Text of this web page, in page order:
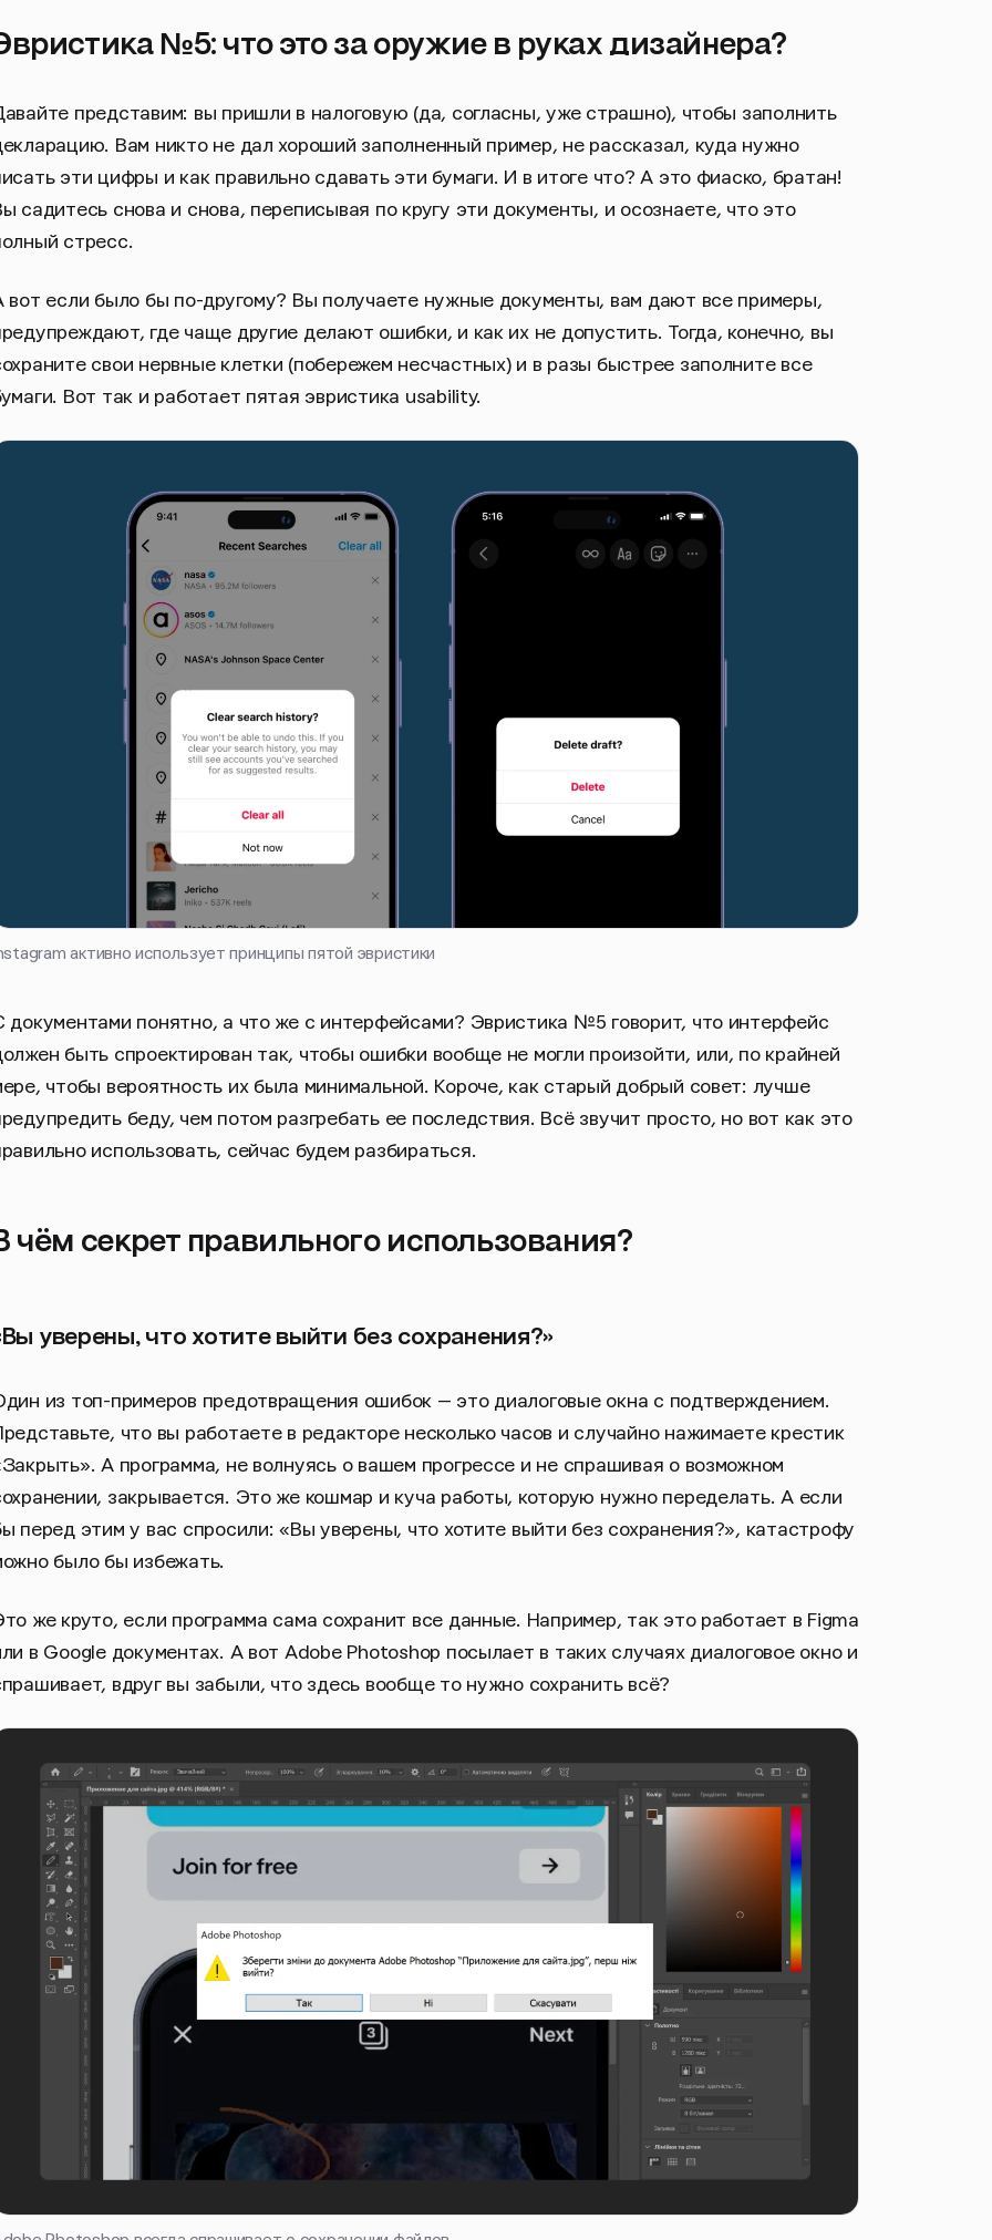
№5: что это за оружие в руках дизайнера?
представим: вы пришли в налоговую (да, согласны, уже страшно), чтобы заполнить
Вам никто не дал хороший заполненный пример, не рассказал, куда нужно
эти цифры и как правильно сдавать эти бумаги. И в итоге что? А это фиаско, братан!
садитесь снова и снова, переписывая по кругу эти документы, и осознаете, что это
стресс.
вот если было бы по-другому? Вы получаете нужные документы, вам дают все примеры,
где чаще другие делают ошибки, и как их не допустить. Тогда, конечно, вы
свои нервные клетки (побережем несчастных) и в разы быстрее заполните все
Вот так и работает пятая эвристика usability.
активно использует принципы пятой эвристики
документами понятно, а что же с интерфейсами? Эвристика №5 говорит, что интерфейс
быть спроектирован так, чтобы ошибки вообще не могли произойти, или, по крайней
чтобы вероятность их была минимальной. Короче, как старый добрый совет: лучше
беду, чем потом разгребать ее последствия. Всё звучит просто, но вот как это
использовать, сейчас будем разбираться.
чём секрет правильного использования?
уверены, что хотите выйти без сохранения?»
из топ-примеров предотвращения ошибок — это диалоговые окна с подтверждением.
что вы работаете в редакторе несколько часов и случайно нажимаете крестик
А программа, не волнуясь о вашем прогрессе и не спрашивая о возможном
закрывается. Это же кошмар и куча работы, которую нужно переделать. А если
перед этим у вас спросили: «Вы уверены, что хотите выйти без сохранения?», катастрофу
было бы избежать.
же круто, если программа сама сохранит все данные. Например, так это работает в Figma
в Google документах. А вот Adobe Photoshop посылает в таких случаях диалоговое окно и
вдруг вы забыли, что здесь вообще то нужно сохранить всё?